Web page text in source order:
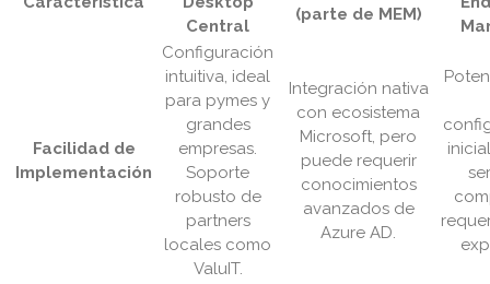
Central
(parte de MEM)
Facilidad de
Implementación
Configuración
intuitiva, ideal
para pymes y
grandes
empresas.
Soporte
robusto de
partners
locales como
ValuIT.
Integración nativa
con ecosistema
Microsoft, pero
puede requerir
conocimientos
avanzados de
Azure AD.